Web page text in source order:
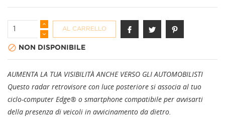
AL CARRELLO
 NON DISPONIBILE
AUMENTA LA TUA VISIBILITÀ ANCHE VERSO GLI AUTOMOBILISTI
Questo radar retrovisore con luce posteriore si associa al tuo
ciclo-computer Edge® o smartphone compatibile per avvisarti
della presenza di veicoli in avvicinamento da dietro.